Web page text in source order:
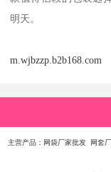
明天。
m.wjbzzp.b2b168.com
主营产品：网袋厂家批发 网套